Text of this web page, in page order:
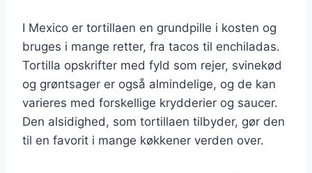
I Mexico er tortillaen en grundpille i kosten og
bruges i mange retter, fra tacos til enchiladas.
Tortilla opskrifter med fyld som rejer, svinekød
og grøntsager er også almindelige, og de kan
varieres med forskellige krydderier og saucer.
Den alsidighed, som tortillaen tilbyder, gør den
til en favorit i mange køkkener verden over.